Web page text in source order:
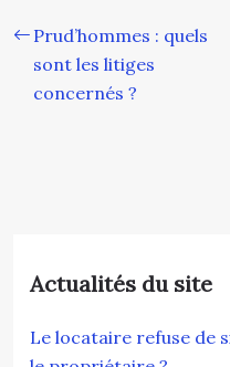
Prud’hommes : quels
sont les litiges
concernés ?
Actualités du site
Le locataire refuse de